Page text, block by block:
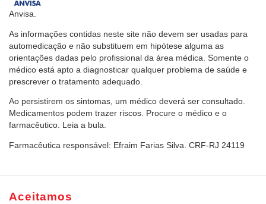
Anvisa.
As informações contidas neste site não devem ser usadas para
automedicação e não substituem em hipótese alguma as
orientações dadas pelo profissional da área médica. Somente o
médico está apto a diagnosticar qualquer problema de saúde e
prescrever o tratamento adequado.
Ao persistirem os sintomas, um médico deverá ser consultado.
Medicamentos podem trazer riscos. Procure o médico e o
farmacêutico. Leia a bula.
Farmacêutica responsável: Efraim Farias Silva. CRF-RJ 24119
Aceitamos